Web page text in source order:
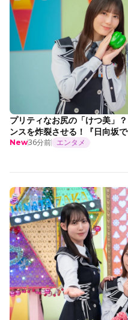
プリティなお尻の「けつ美」
ンスを炸裂させる！『日向坂
New36分前 エンタメ